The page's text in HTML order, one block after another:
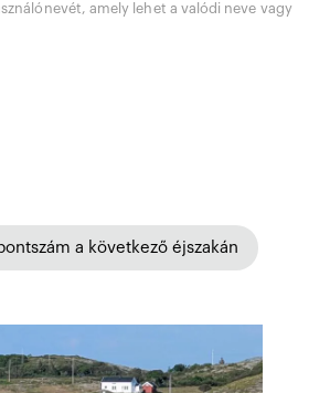
amely lehet a valódi neve vagy
a következő éjszakán